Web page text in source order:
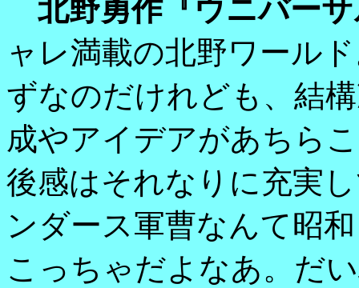
北野勇作『ウニバー
ャレ満載の北野ワール
ずなのだけれども、結
成やアイデアがあちら
後感はそれなりに充実
ンダース軍曹なんて昭
こっちゃだよなあ。だ